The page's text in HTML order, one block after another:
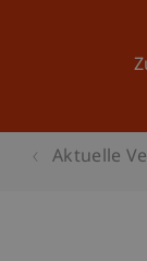
Aktuelle